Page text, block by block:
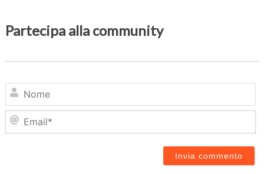
Partecipa alla community